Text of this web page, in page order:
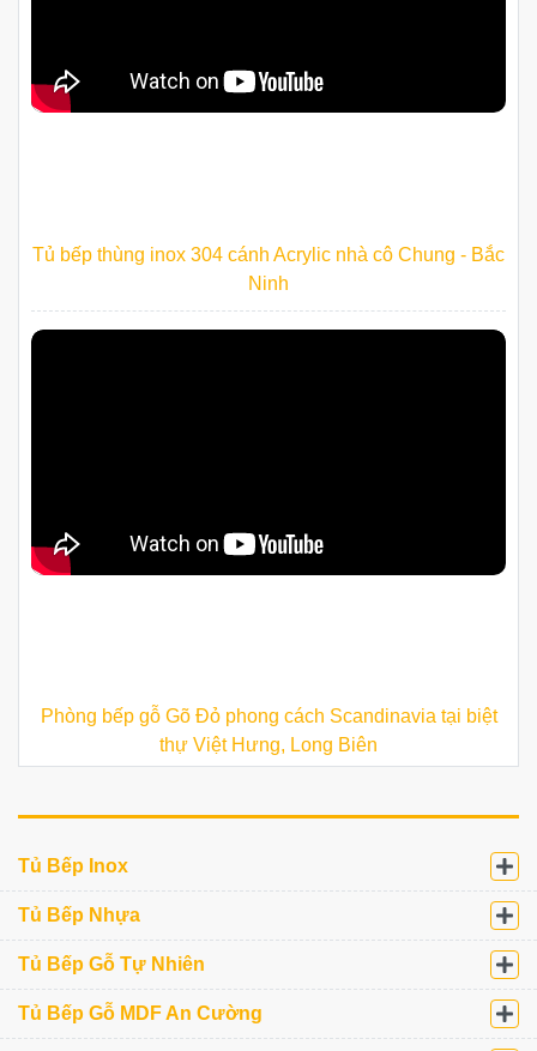
Tủ bếp thùng inox 304 cánh Acrylic nhà cô Chung - Bắc
Ninh
Phòng bếp gỗ Gõ Đỏ phong cách Scandinavia tại biệt
thự Việt Hưng, Long Biên
Tủ Bếp Inox
Tủ Bếp Nhựa
Tủ Bếp Gỗ Tự Nhiên
Tủ Bếp Gỗ MDF An Cường